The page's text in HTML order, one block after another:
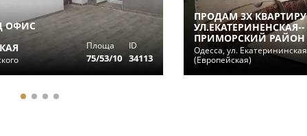
ОФИС
Площа
75/53/10
ID
34113
ПРОДАМ 3Х КВАРТИРУ
УЛ.ЕКАТЕРИНЕНСКАЯ--
ПРИМОРСКИЙ РАЙОН
Одесса, ул. Екатерининская
(Европейская)